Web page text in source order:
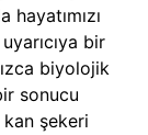
hayatımızı
bir
biyolojik
sonucu
şekeri